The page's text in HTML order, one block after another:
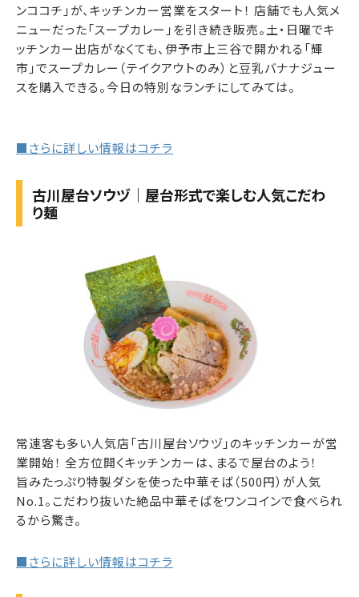
ンココチ」が、キッチンカー営業をスタート！ 店舗でも人気メ
ニューだった「スープカレー」を引き続き販売。土・日曜でキ
ッチンカー出店がなくても、伊予市上三谷で開かれる「輝
市」でスープカレー（テイクアウトのみ）と豆乳バナナジュー
スを購入できる。今日の特別なランチにしてみては。
■さらに詳しい情報はコチラ
古川屋台ソウヅ｜屋台形式で楽しむ人気こだわ
り麺
常連客も多い人気店「古川屋台ソウヅ」のキッチンカーが営
業開始！ 全方位開くキッチンカーは、まるで屋台のよう！
旨みたっぷり特製ダシを使った中華そば（500円）が人気
No.1。こだわり抜いた絶品中華そばをワンコインで食べられ
るから驚き。
■さらに詳しい情報はコチラ